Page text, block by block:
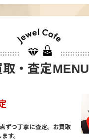
取・査定MENU
ずつ丁寧に査定。お買取
す。